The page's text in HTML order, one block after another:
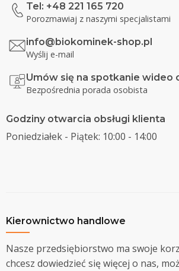
Tel: +48 221 165 720
Porozmawiaj z naszymi specjalistami
info@biokominek-shop.pl
Wyślij e-mail
Umów się na spotkanie wideo
Bezpośrednia porada osobista
Godziny otwarcia obsługi klienta
Poniedziałek - Piątek: 10:00 - 14:00
Kierownictwo handlowe
Nasze przedsiębiorstwo ma swoje
chcesz dowiedzieć się więcej o nas,